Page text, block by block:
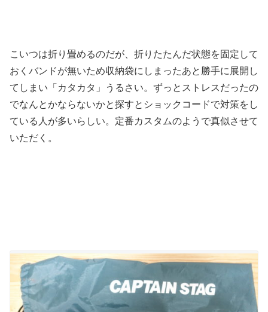
こいつは折り畳めるのだが、折りたたんだ状態を固定して
おくバンドが無いため収納袋にしまったあと勝手に展開し
てしまい「カタカタ」うるさい。ずっとストレスだったの
でなんとかならないかと探すとショックコードで対策をし
ている人が多いらしい。定番カスタムのようで真似させて
いただく。